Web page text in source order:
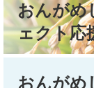
へ
おんがめ
ェクト応
おんが